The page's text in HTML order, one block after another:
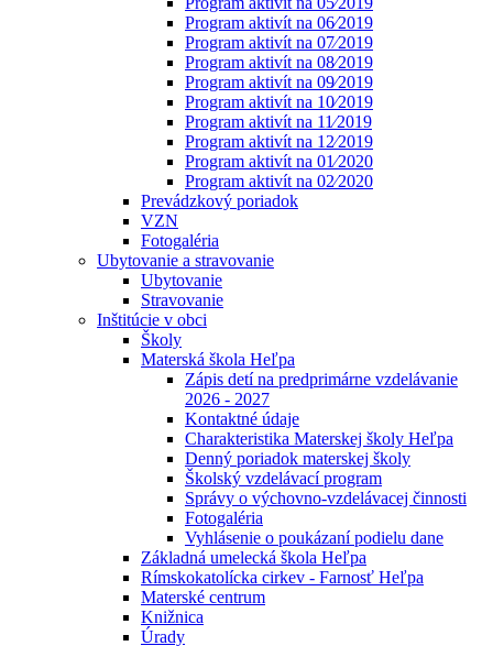
Program aktivít na 06⁄2019
Program aktivít na 07⁄2019
Program aktivít na 08⁄2019
Program aktivít na 09⁄2019
Program aktivít na 10⁄2019
Program aktivít na 11⁄2019
Program aktivít na 12⁄2019
Program aktivít na 01⁄2020
Program aktivít na 02⁄2020
Prevádzkový poriadok
VZN
Fotogaléria
Ubytovanie a stravovanie
Ubytovanie
Stravovanie
Inštitúcie v obci
Školy
Materská škola Heľpa
Zápis detí na predprimárne vzdelávanie
2026 - 2027
Kontaktné údaje
Charakteristika Materskej školy Heľpa
Denný poriadok materskej školy
Školský vzdelávací program
Správy o výchovno-vzdelávacej činnosti
Fotogaléria
Vyhlásenie o poukázaní podielu dane
Základná umelecká škola Heľpa
Rímskokatolícka cirkev - Farnosť Heľpa
Materské centrum
Knižnica
Úrady